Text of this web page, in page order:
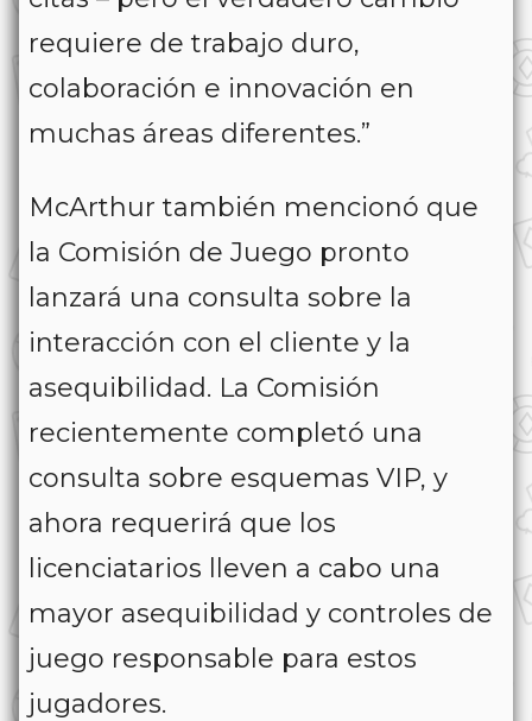
requiere de trabajo duro,
colaboración e innovación en
muchas áreas diferentes.”
McArthur también mencionó que
la Comisión de Juego pronto
lanzará una consulta sobre la
interacción con el cliente y la
asequibilidad. La Comisión
recientemente completó una
consulta sobre esquemas VIP, y
ahora requerirá que los
licenciatarios lleven a cabo una
mayor asequibilidad y controles de
juego responsable para estos
jugadores.